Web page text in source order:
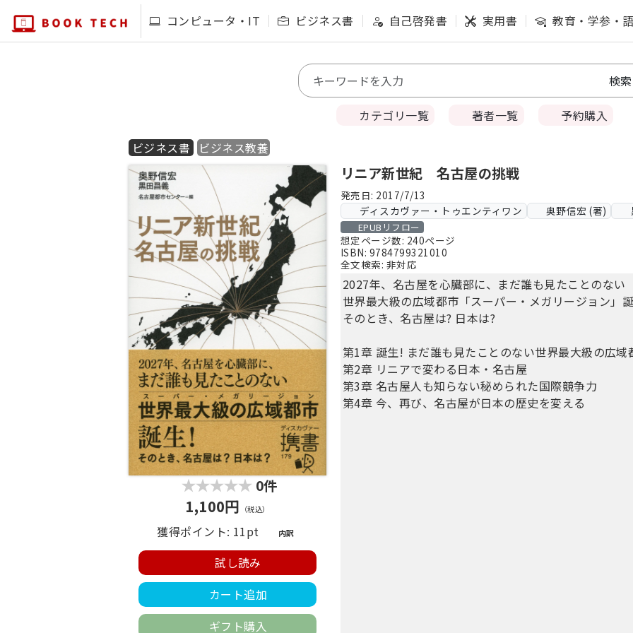
コンピュータ・IT ビジネス書 自己啓発書 実用書 教育・学参・
カテゴリ一覧 著者一覧
予約購入
ビジネス書
ビジネス教養
0件
1,100円 （税込）
獲得ポイント: 11pt 内訳
試し読み
カート追加
ギフト購入
リニア新世紀 名古屋の挑戦
発売日: 2017/7/13
ディスカヴァー・トゥエンティワン
奥野信宏 (著)
EPUBリフロー
想定ページ数: 240ページ
ISBN: 9784799321010
全文検索: 非対応
2027年、名古屋を心臓部に、まだ誰も見たことのない
世界最大級の広域都市「スーパー・メガリージョン」
そのとき、名古屋は? 日本は?
第1章 誕生! まだ誰も見たことのない世界最大級の広域
第2章 リニアで変わる日本・名古屋
第3章 名古屋人も知らない秘められた国際競争力
第4章 今、再び、名古屋が日本の歴史を変える